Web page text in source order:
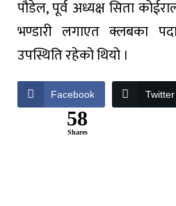
पौडेल,पूर्व अध्यक्षसिता
भण्डारी लगाएत क्लबका प
उपस्थितिरहेकोथियो ।
Facebook Twitter
58
Shares